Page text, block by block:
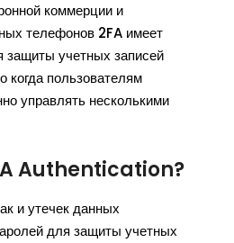
коммерции и
телефонов 2FA имеет
учетных записей
когда пользователям
управлять несколькими
Authentication?
и утечек данных
для защиты учетных